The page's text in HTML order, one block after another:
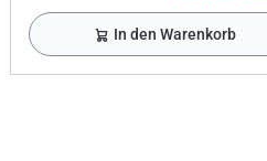
In den Warenkorb